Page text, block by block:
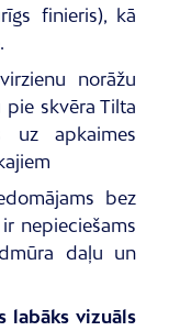
finieris), kā
norāžu
skvēra Tilta
uz apkaimes
bez
nepieciešams
daļu un
vizuāls